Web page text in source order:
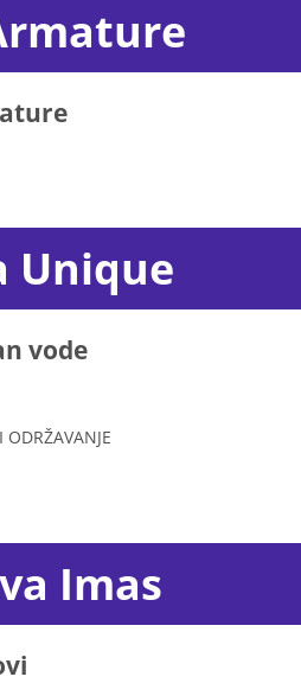
Unique
vode
ODRŽAVANJE
Imas